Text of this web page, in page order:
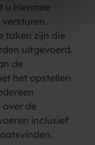
u hiermee
taken zijn die
uitgevoerd.
de
het opstellen
over de
inclusief